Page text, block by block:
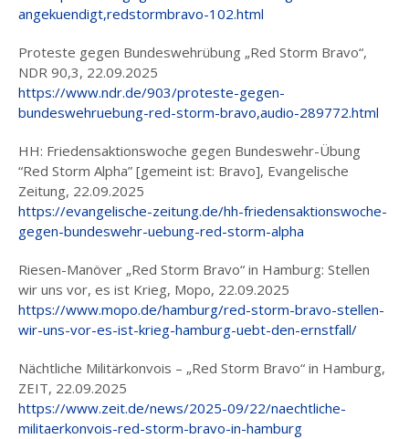
angekuendigt,redstormbravo-102.html
Proteste gegen Bundeswehrübung „Red Storm Bravo“,
NDR 90,3, 22.09.2025
https://www.ndr.de/903/proteste-gegen-
bundeswehruebung-red-storm-bravo,audio-289772.html
HH: Friedensaktionswoche gegen Bundeswehr-Übung
“Red Storm Alpha” [gemeint ist: Bravo], Evangelische
Zeitung, 22.09.2025
https://evangelische-zeitung.de/hh-friedensaktionswoche-
gegen-bundeswehr-uebung-red-storm-alpha
Riesen-Manöver „Red Storm Bravo“ in Hamburg: Stellen
wir uns vor, es ist Krieg, Mopo, 22.09.2025
https://www.mopo.de/hamburg/red-storm-bravo-stellen-
wir-uns-vor-es-ist-krieg-hamburg-uebt-den-ernstfall/
Nächtliche Militärkonvois – „Red Storm Bravo“ in Hamburg,
ZEIT, 22.09.2025
https://www.zeit.de/news/2025-09/22/naechtliche-
militaerkonvois-red-storm-bravo-in-hamburg